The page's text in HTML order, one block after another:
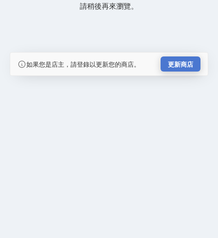
請稍後再來瀏覽。
如果您是店主，請登錄以更新您的商店。 更新商店